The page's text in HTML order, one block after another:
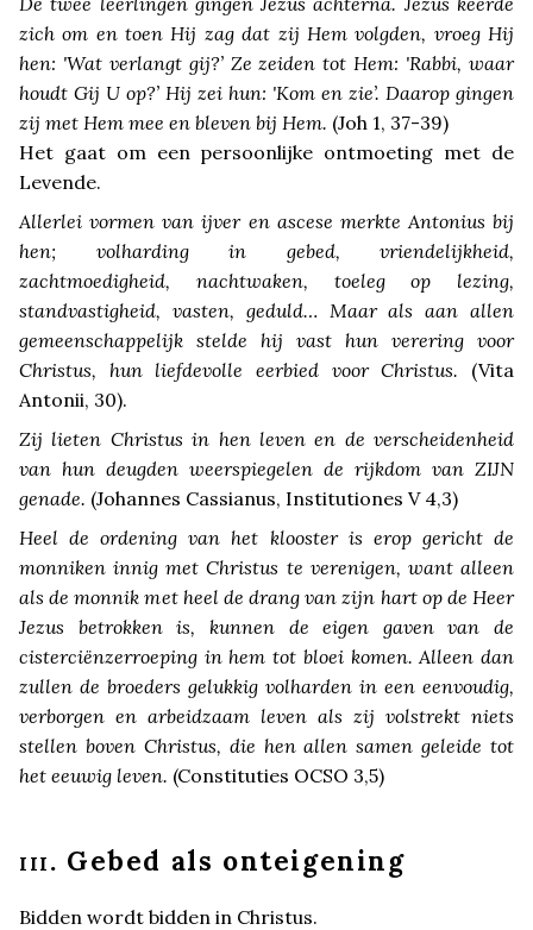
zich om en toen Hij zag dat zij Hem volgden, vroeg Hij
hen: 'Wat verlangt gij?’ Ze zeiden tot Hem: 'Rabbi, waar
houdt Gij U op?’ Hij zei hun: 'Kom en zie’. Daarop gingen
zij met Hem mee en bleven bij Hem. (Joh 1, 37-39)
Het gaat om een persoonlijke ontmoeting met de
Levende.
Allerlei vormen van ijver en ascese merkte Antonius bij
hen; volharding in gebed, vriendelijkheid,
zachtmoedigheid, nachtwaken, toeleg op lezing,
standvastigheid, vasten, geduld… Maar als aan allen
gemeenschappelijk stelde hij vast hun verering voor
Christus, hun liefdevolle eerbied voor Christus. (Vita
Antonii, 30).
Zij lieten Christus in hen leven en de verscheidenheid
van hun deugden weerspiegelen de rijkdom van ZIJN
genade. (Johannes Cassianus, Institutiones V 4,3)
Heel de ordening van het klooster is erop gericht de
monniken innig met Christus te verenigen, want alleen
als de monnik met heel de drang van zijn hart op de Heer
Jezus betrokken is, kunnen de eigen gaven van de
cisterciënzerroeping in hem tot bloei komen. Alleen dan
zullen de broeders gelukkig volharden in een eenvoudig,
verborgen en arbeidzaam leven als zij volstrekt niets
stellen boven Christus, die hen allen samen geleide tot
het eeuwig leven. (Constituties OCSO 3,5)
III . Gebed als onteigening
Bidden wordt bidden in Christus.